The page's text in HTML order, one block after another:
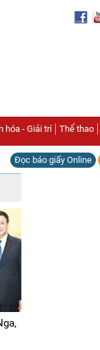
hóa - Giải trí Thể thao
Đọc báo giấy Online